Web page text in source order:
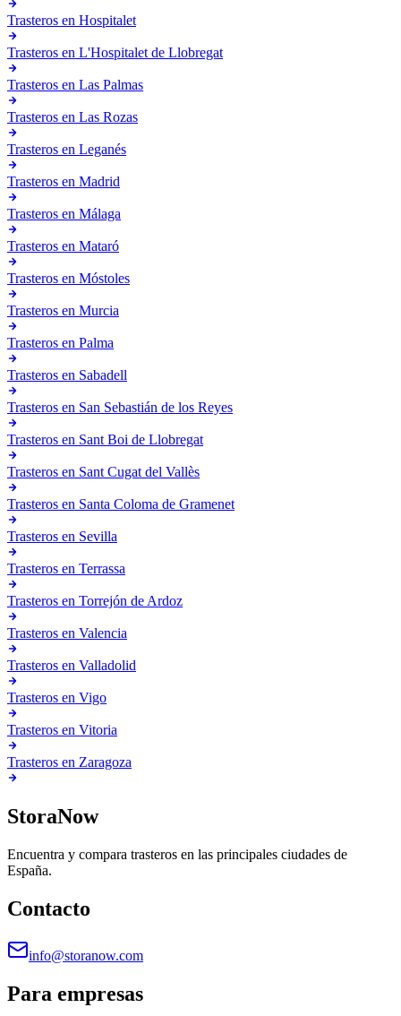
Trasteros en Hospitalet
Trasteros en L'Hospitalet de Llobregat
Trasteros en Las Palmas
Trasteros en Las Rozas
Trasteros en Leganés
Trasteros en Madrid
Trasteros en Málaga
Trasteros en Mataró
Trasteros en Móstoles
Trasteros en Murcia
Trasteros en Palma
Trasteros en Sabadell
Trasteros en San Sebastián de los Reyes
Trasteros en Sant Boi de Llobregat
Trasteros en Sant Cugat del Vallès
Trasteros en Santa Coloma de Gramenet
Trasteros en Sevilla
Trasteros en Terrassa
Trasteros en Torrejón de Ardoz
Trasteros en Valencia
Trasteros en Valladolid
Trasteros en Vigo
Trasteros en Vitoria
Trasteros en Zaragoza
StoraNow
Encuentra y compara trasteros en las principales ciudades de
España.
Contacto
info@storanow.com
Para empresas